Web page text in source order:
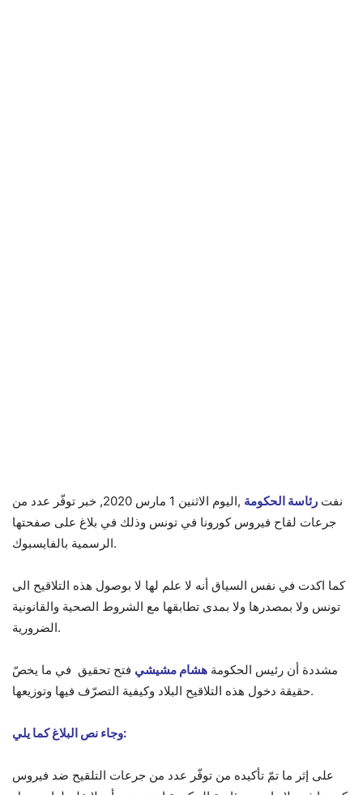
نفت رئاسة الحكومة
,اليوم الاثنين 1 مارس 2020, خبر توفّر عدد من
جرعات لقاح فيروس كورونا في تونس وذلك في بلاغ على صفحتها
الرسمية بالفايسبوك.
كما اكدت في نفس السياق أنه لا علم لها لا بوصول هذه التلاقيح الى
تونس ولا بمصدرها ولا بمدى تطابقها مع الشروط الصحية والقانونية
الضرورية.
مشددة أن رئيس الحكومة هشام مشيشي فتح تحقيق في ما يخصّ
حقيقة دخول هذه التلاقيح البلاد وكيفية التصرّف فيها وتوزيعها.
وجاء نص البلاغ كما يلي:
على إثر ما تمّ تأكيده من توفّر عدد من جرعات التلقيح ضد فيروس